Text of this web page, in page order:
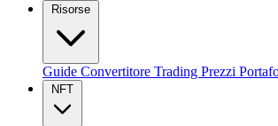
Risorse
Guide Convertitore Trading Prezzi
NFT